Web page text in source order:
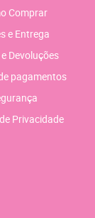
Comprar
e Entrega
Devoluções
pagamentos
Privacidade